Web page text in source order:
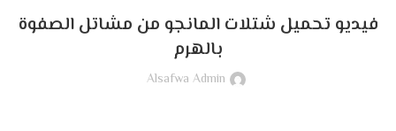
فيديو تحميل شتلات المانجو من مشاتل الصفوة
بالهرم
Alsafwa Admin